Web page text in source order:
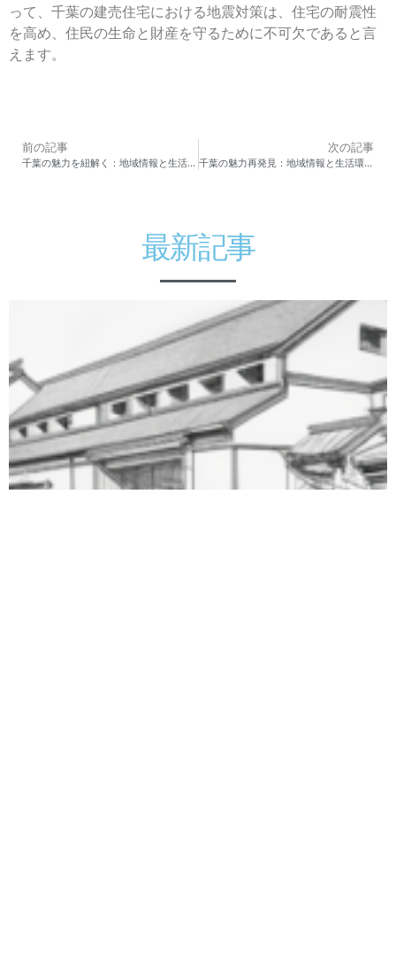
って、千葉の建売住宅における地震対策は、住宅の耐震性
を高め、住民の生命と財産を守るために不可欠であると言
えます。
前の記事
千葉の魅力を紐解く：地域情報と生活環境の全貌
次の記事
千葉の魅力再発見：地域情報と生活環境の総合ガイド
最新記事